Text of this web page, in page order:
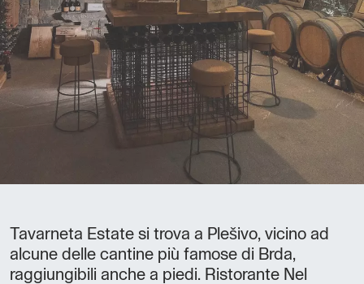
Tavarneta Estate si trova a Plešivo, vicino ad
alcune delle cantine più famose di Brda,
raggiungibili anche a piedi. Ristorante Nel